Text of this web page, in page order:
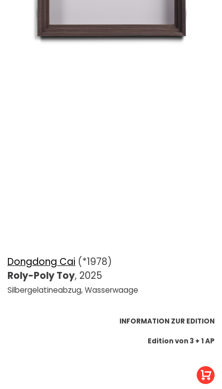
Dongdong Cai (*1978)
Roly-Poly Toy, 2025
Silbergelatineabzug, Wasserwaage
INFORMATION ZUR EDITION
Edition von 3 + 1 AP